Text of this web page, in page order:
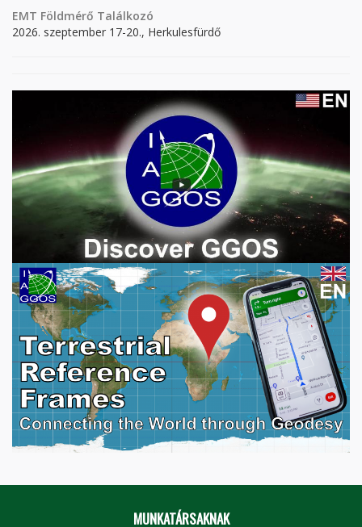
EMT Földmérő Találkozó
2026. szeptember 17-20., Herkulesfürdő
MUNKATÁRSAKNAK